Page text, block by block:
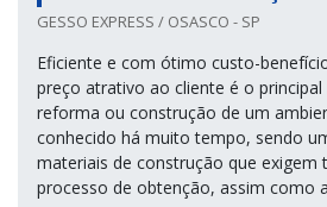
GESSO EXPRESS / OSASCO - SP
Eficiente e com ótimo custo-
preço atrativo ao cliente é o
reforma ou construção de um
conhecido há muito tempo, sendo
materiais de construção que exigem
processo de obtenção, assim como